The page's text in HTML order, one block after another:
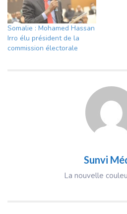
Somalie : Mohamed Hassan
Irro élu président de la
commission électorale
Sunvi
La nouvelle